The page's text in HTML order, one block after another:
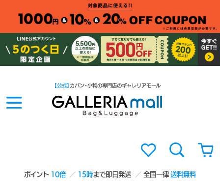
ポイント 10倍 15時まで即日発送 全国一律送料無料
【公式】 カバン・小物の専門店のギャレリアモール